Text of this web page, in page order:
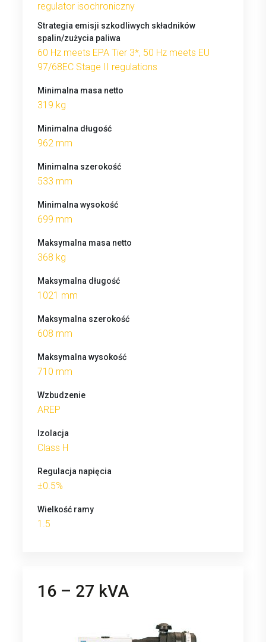
regulator isochroniczny
Strategia emisji szkodliwych składników
spalin/zużycia paliwa
60 Hz meets EPA Tier 3*, 50 Hz meets EU
97/68EC Stage II regulations
Minimalna masa netto
319 kg
Minimalna długość
962 mm
Minimalna szerokość
533 mm
Minimalna wysokość
699 mm
Maksymalna masa netto
368 kg
Maksymalna długość
1021 mm
Maksymalna szerokość
608 mm
Maksymalna wysokość
710 mm
Wzbudzenie
AREP
Izolacja
Class H
Regulacja napięcia
±0.5%
Wielkość ramy
1.5
16 – 27 kVA